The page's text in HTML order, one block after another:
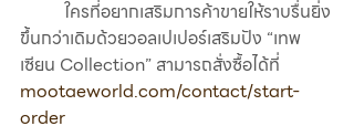
ขึ้นกว่าเดิมด้วยวอลเปเปอร์เสริมปัง “เทพ
เซียน Collection” สามารถสั่งซื้อได้ที่
mootaeworld.com/contact/start-
order